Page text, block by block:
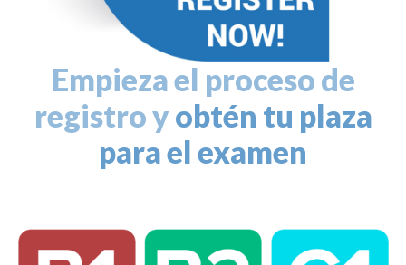
Empieza el proceso de
registro yobtén tu plaza
para el examen